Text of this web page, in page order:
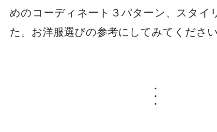
めのコーディネート３パターン、スタイ
た。お洋服選びの参考にしてみてくださ
・
・
・